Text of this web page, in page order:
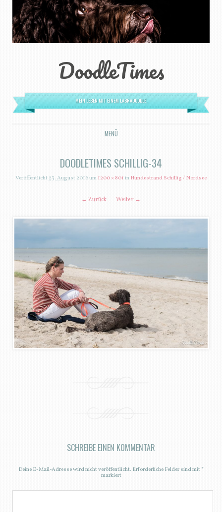
DoodleTimes
MEIN LEBEN MIT EINEM LABRADOODLE.
MENÜ
ZUM INHALT SPRINGEN
DOODLETIMES SCHILLIG-34
Veröffentlicht23. August 2016um1200 × 801inHundestrand Schillig / Nordsee
← Zurück Weiter →
SCHREIBE EINEN KOMMENTAR
Deine E-Mail-Adresse wird nicht veröffentlicht. Erforderliche Felder sind mit*
markiert